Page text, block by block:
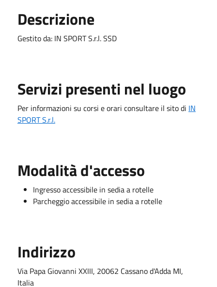
Descrizione
Gestito da: IN SPORT S.r.l. SSD
Servizi presenti nel luogo
Per informazioni su corsi e orari consultare il sito di IN
SPORT S.r.l.
Modalità d'accesso
Ingresso accessibile in sedia a rotelle
Parcheggio accessibile in sedia a rotelle
Indirizzo
Via Papa Giovanni XXIII, 20062 Cassano d'Adda MI,
Italia